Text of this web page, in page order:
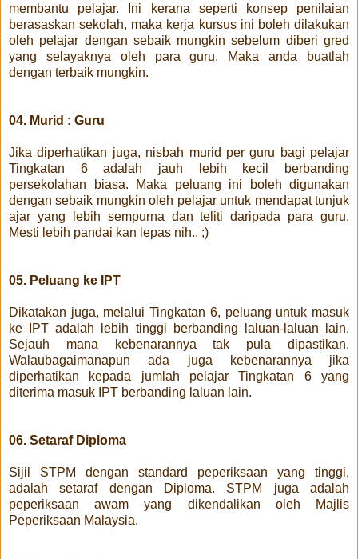
membantu pelajar. Ini kerana seperti konsep penilaian
berasaskan sekolah, maka kerja kursus ini boleh dilakukan
oleh pelajar dengan sebaik mungkin sebelum diberi gred
yang selayaknya oleh para guru. Maka anda buatlah
dengan terbaik mungkin.
04. Murid : Guru
Jika diperhatikan juga, nisbah murid per guru bagi pelajar
Tingkatan 6 adalah jauh lebih kecil berbanding
persekolahan biasa. Maka peluang ini boleh digunakan
dengan sebaik mungkin oleh pelajar untuk mendapat tunjuk
ajar yang lebih sempurna dan teliti daripada para guru.
Mesti lebih pandai kan lepas nih.. ;)
05. Peluang ke IPT
Dikatakan juga, melalui Tingkatan 6, peluang untuk masuk
ke IPT adalah lebih tinggi berbanding laluan-laluan lain.
Sejauh mana kebenarannya tak pula dipastikan.
Walaubagaimanapun ada juga kebenarannya jika
diperhatikan kepada jumlah pelajar Tingkatan 6 yang
diterima masuk IPT berbanding laluan lain.
06. Setaraf Diploma
Sijil STPM dengan standard peperiksaan yang tinggi,
adalah setaraf dengan Diploma. STPM juga adalah
peperiksaan awam yang dikendalikan oleh Majlis
Peperiksaan Malaysia.